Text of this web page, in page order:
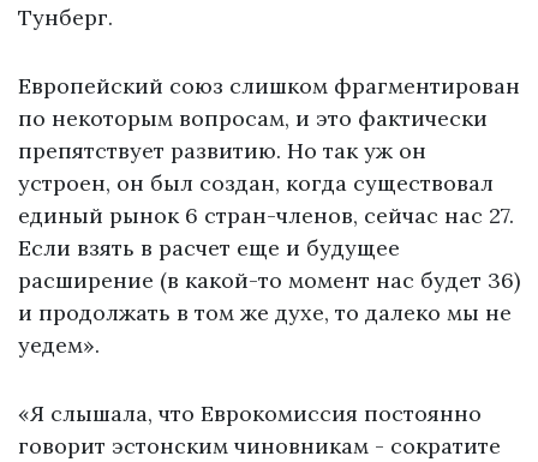
Тунберг.
Европейский союз слишком фрагментирован
по некоторым вопросам, и это фактически
препятствует развитию. Но так уж он
устроен, он был создан, когда существовал
единый рынок 6 стран-членов, сейчас нас 27.
Если взять в расчет еще и будущее
расширение (в какой-то момент нас будет 36)
и продолжать в том же духе, то далеко мы не
уедем».
«Я слышала, что Еврокомиссия постоянно
говорит эстонским чиновникам - сократите